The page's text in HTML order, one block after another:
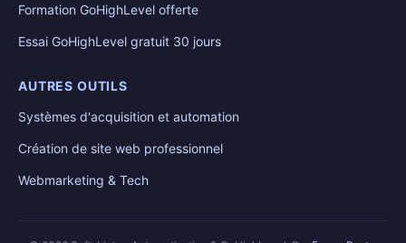
Formation GoHighLevel offerte
Essai GoHighLevel gratuit 30 jours
AUTRES OUTILS
Systèmes d'acquisition et automation
Création de site web professionnel
Webmarketing & Tech